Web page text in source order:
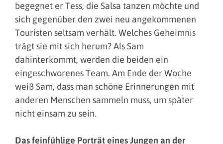
begegnet er Tess, die Salsa tanzen möchte und
sich gegenüber den zwei neu angekommenen
Touristen seltsam verhält. Welches Geheimnis
trägt sie mit sich herum? Als Sam
dahinterkommt, werden die beiden ein
eingeschworenes Team. Am Ende der Woche
weiß Sam, dass man schöne Erinnerungen mit
anderen Menschen sammeln muss, um später
nicht einsam zu sein.
Das feinfühlige Porträt eines Jungen an der